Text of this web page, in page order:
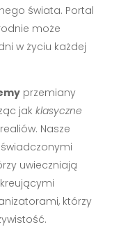
świata. Portal
może
w życiu każdej
przemiany
jakklasyczne
Nasze
uwieczniają
którzy